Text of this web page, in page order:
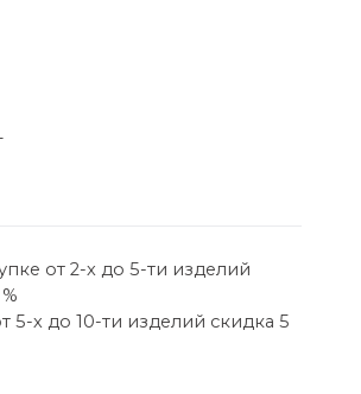
горжеткой . Платье на
стретч-сетки украшенной
орнамента. Образ
контрастирует с
мероприятий торжеств и
от 2-х до 5-ти изделий
5-х до 10-ти изделий скидка 5